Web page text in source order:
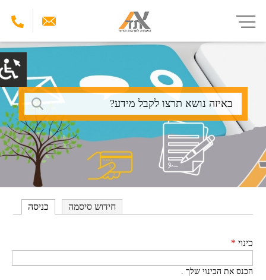
העיקרי
חיפוש
כניסה חידוש סיסמה
כינוי *
הכנס את הכינוי שלך .